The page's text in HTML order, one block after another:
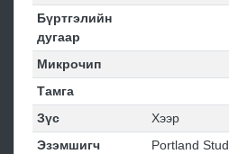
Бүртгэлийн
дугаар
Микрочип
Тамга
Зүс
Хээр
Эзэмшигч
Portland Stud